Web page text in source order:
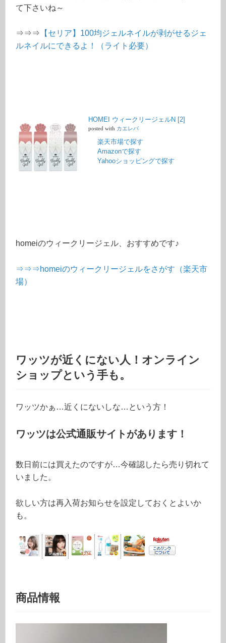
て下さいね～
⇒⇒⇒ 【セリア】100均ジェルネイルが剥がせるジェ
ルネイルにできるよ！（ライト必要）
HOMEI ウィークリージェルN [2]
posted with カエレバ
楽天市場で探す
Amazonで探す
Yahooショッピングで探す
homeiのウィークリージェル、おすすめです♪
⇒⇒⇒homeiのウィークリージェルをさがす（楽天市
場）
ワッツが近くにない人！オンライン
ショップという手も。
ワッツかぁ…近くにないしな…という方！
ワッツは公式通販サイトがあります！
数日前には買えたのですが…今確認したら売り切れて
いました。
欲しい方は再入荷お知らせを設定しておくとよいか
も。
商品情報